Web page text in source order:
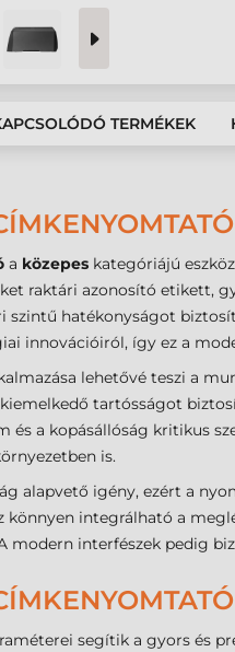
TERMÉKEK
a közepes kategóriájú
raktári azonosító etikett,
szintű hatékonyságot
innovációiról, így ez a
lehetővé teszi a
tartósságot
és a kopásállóság kritikus
is.
alapvető igény, ezért a
könnyen integrálható a
modern interfészek pedig
segítik a gyors és